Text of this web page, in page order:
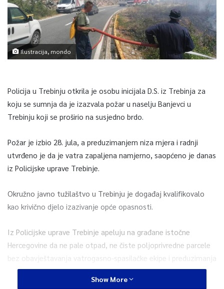
Ilustracija, mondo
Policija u Trebinju otkrila je osobu inicijala D.S. iz Trebinja za
koju se sumnja da je izazvala požar u naselju Banjevci u
Trebinju koji se proširio na susjedno brdo.
Požar je izbio 28. jula, a preduzimanjem niza mjera i radnji
utvrđeno je da je vatra zapaljena namjerno, saopćeno je danas
iz Policijske uprave Trebinje.
Okružno javno tužilaštvo u Trebinju je događaj kvalifikovalo
kao krivično djelo izazivanje opće opasnosti.
Iz Policijske uprave Trebinje apeluju na građane istočne
Hercegovine da ne pale otpad, ne čiste poljoprivredne parcele
bez obavještavanja vatrogasno-spasilačke ekipe i preduzimanja
svih preventivnih mjera kako se vatra ne bi nekontrolisano širila
i ugrozila kako ljudske živote tako i materijalna dobra građana.
Show More